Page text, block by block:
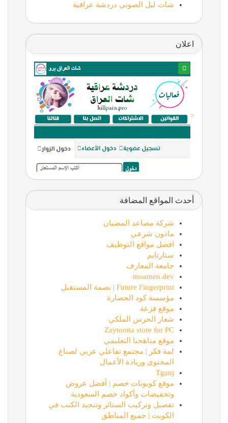
شات ليل الصوتي دردشة عراقية
اعلان
<
أحدث المواقع المضافة
شركة مصاعد المضيان
ماذون شرعي
افضل مواقع التوظيف
ستارتايم
جامعة المعارف
moamen.dev
Future Fingerprint | بصمة المستقبل
مؤسسة كود الحضارة
موقع فزعة
شعار الحرس الملكي
Zaytoona store for PC
موقع مناهجنا التعليمي
لمة فكر | مجتمع تفاعلي عربي لصناع
المحتوى وريادة الأعمال
Tganj
موقع كوبونات خصم | أفضل عروض
وتخفيضات وأكواد خصم السعودية
تفصيل وتركيب الستائر وتنجيد الكنب في
الكويت | جميع المناطق